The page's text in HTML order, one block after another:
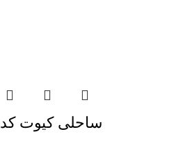
ساحلی کیوت کد 11785